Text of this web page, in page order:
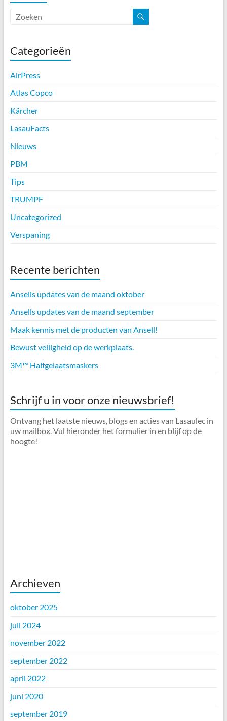
Categorieën
AirPress
Atlas Copco
Kärcher
LasauFacts
Nieuws
PBM
Tips
TRUMPF
Uncategorized
Verspaning
Recente berichten
Ansells updates van de maand oktober
Ansells updates van de maand september
Maak kennis met de producten van Ansell!
Bewust veiligheid op de werkplaats.
3M™ Halfgelaatsmaskers
Schrijf u in voor onze nieuwsbrief!
Ontvang het laatste nieuws, blogs en acties van Lasaulec in
uw mailbox. Vul hieronder het formulier in en blijf op de
hoogte!
Archieven
oktober 2025
juli 2024
november 2022
september 2022
april 2022
juni 2020
september 2019